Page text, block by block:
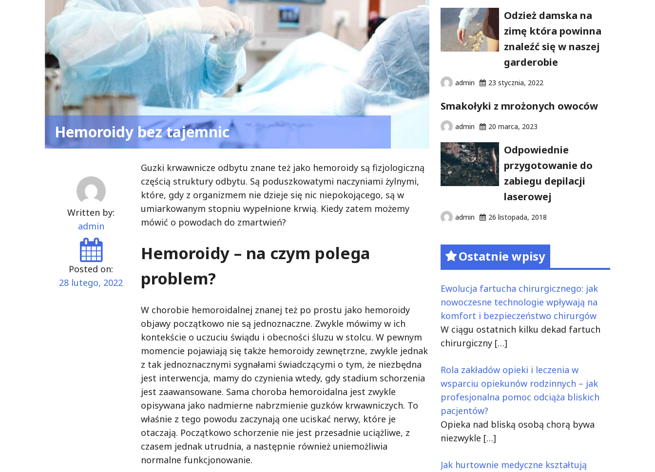
Hemoroidy bez tajemnic
Written by:
admin
Posted on:
28 lutego, 2022
Guzki krwawnicze odbytu znane też jako hemoroidy są fizjologiczną
częścią struktury odbytu. Są poduszkowatymi naczyniami żylnymi,
które, gdy z organizmem nie dzieje się nic niepokojącego, są w
umiarkowanym stopniu wypełnione krwią. Kiedy zatem możemy
mówić o powodach do zmartwień?
Hemoroidy – na czym polega
problem?
W chorobie hemoroidalnej znanej też po prostu jako hemoroidy
objawy początkowo nie są jednoznaczne. Zwykle mówimy w ich
kontekście o uczuciu świądu i obecności śluzu w stolcu. W pewnym
momencie pojawiają się także hemoroidy zewnętrzne, zwykle jednak
z tak jednoznacznymi sygnałami świadczącymi o tym, że niezbędna
jest interwencja, mamy do czynienia wtedy, gdy stadium schorzenia
jest zaawansowane. Sama choroba hemoroidalna jest zwykle
opisywana jako nadmierne nabrzmienie guzków krwawniczych. To
właśnie z tego powodu zaczynają one uciskać nerwy, które je
otaczają. Początkowo schorzenie nie jest przesadnie uciążliwe, z
czasem jednak utrudnia, a następnie również uniemożliwia
normalne funkcjonowanie.
Odzież damska na
zimę która powinna
znaleźć się w naszej
garderobie
admin 23 stycznia, 2022
Smakołyki z mrożonych owoców
admin 20 marca, 2023
Odpowiednie
przygotowanie do
zabiegu depilacji
laserowej
admin 26 listopada, 2018
Ostatnie wpisy
Ewolucja fartucha chirurgicznego: jak
nowoczesne technologie wpływają na
komfort i bezpieczeństwo chirurgów
W ciągu ostatnich kilku dekad fartuch
chirurgiczny […]
Rola zakładów opieki i leczenia w
wsparciu opiekunów rodzinnych – jak
profesjonalna pomoc odciąża bliskich
pacjentów?
Opieka nad bliską osobą chorą bywa
niezwykle […]
Jak hurtownie medyczne kształtują